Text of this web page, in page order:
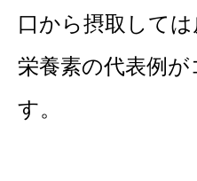
口から摂取して
栄養素の代表例
す。